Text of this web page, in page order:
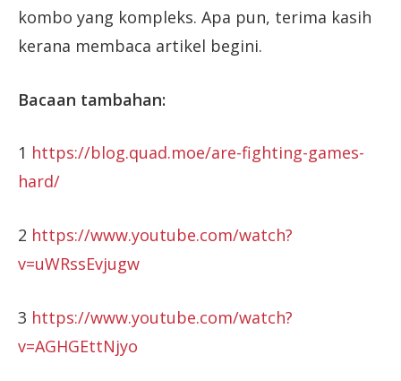
kombo yang kompleks. Apa pun, terima kasih
kerana membaca artikel begini.
Bacaan tambahan:
1 https://blog.quad.moe/are-fighting-games-
hard/
2 https://www.youtube.com/watch?
v=uWRssEvjugw
3 https://www.youtube.com/watch?
v=AGHGEttNjyo